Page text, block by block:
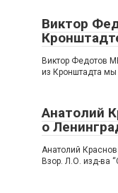
Виктор
Виктор Федотов
из Кронштадта мы
Анатолий
о
Анатолий
Взор. Л.О. изд-ва